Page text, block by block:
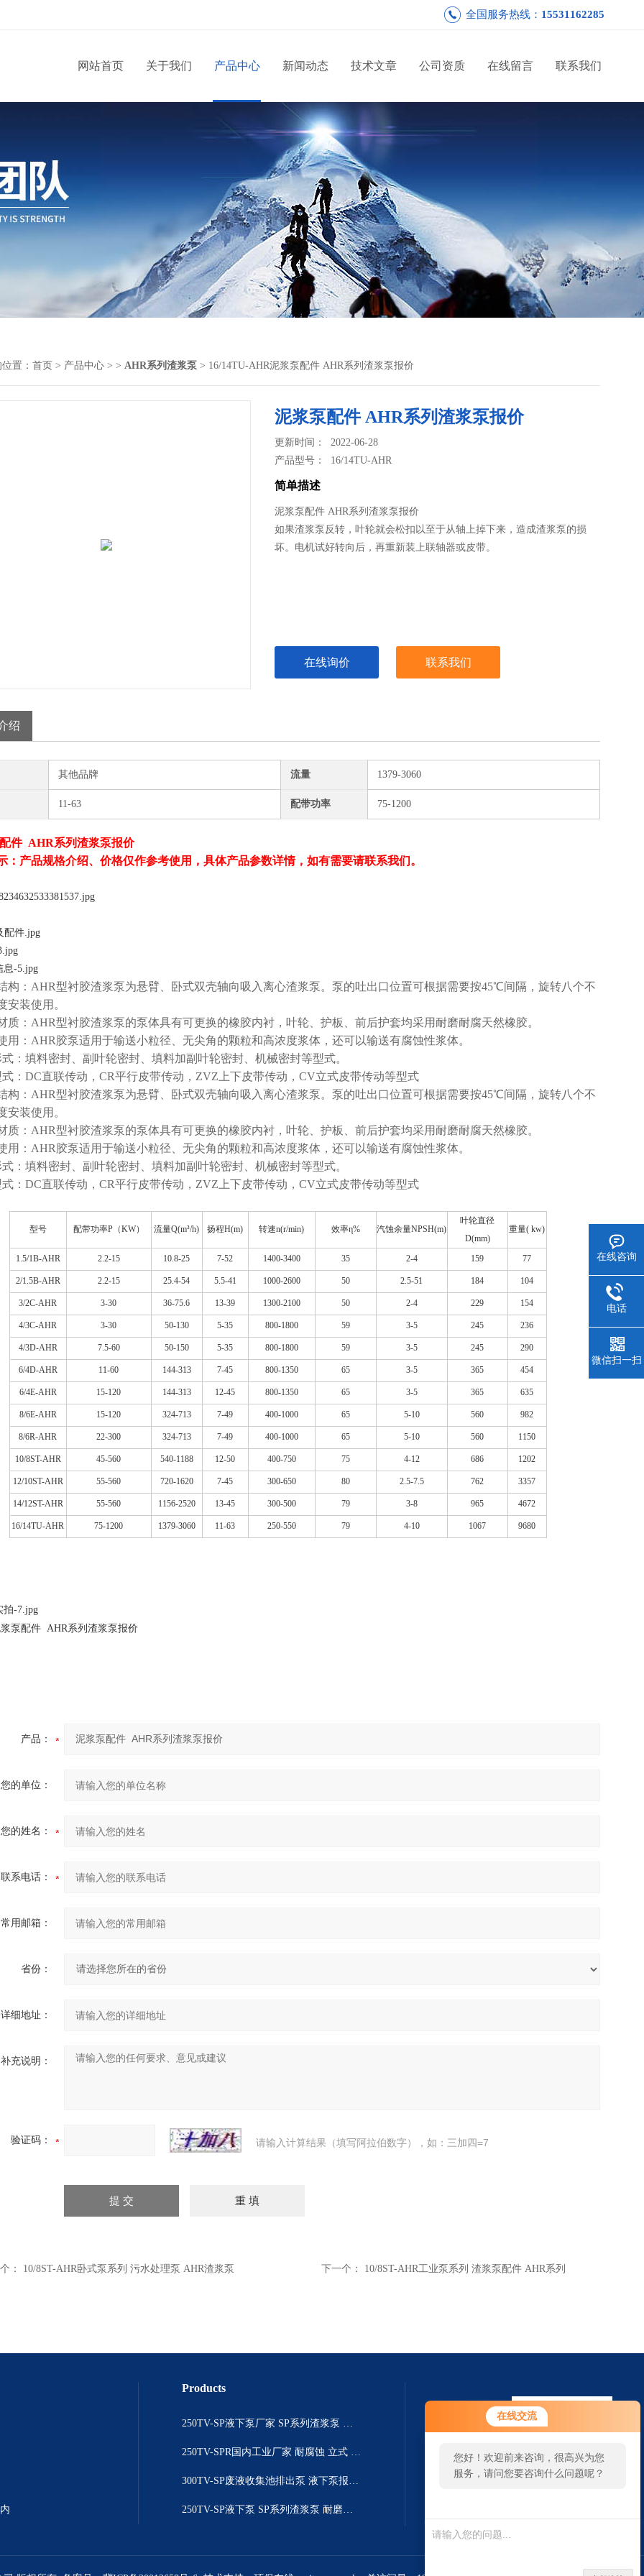
在线交流
您好！欢迎前来咨询，很高兴为您
服务，请问您要咨询什么问题呢？
您好，看您停留很久了，是否找到
了需求产品，您可以直接在线与我
全国服务热线： 15531162285
网站首页 关于我们 产品中心 新闻动态 技术文章 公司资质 在线留言 联系我们
置： 首页 > 产品中心 > > AHR系列渣浆泵 > 16/14TU-AHR泥浆泵配件 AHR系列渣浆泵报价
泥浆泵配件 AHR系列渣浆泵报价
更新时间： 2022-06-28
产品型号： 16/14TU-AHR
简单描述
泥浆泵配件 AHR系列渣浆泵报价
如果渣浆泵反转，叶轮就会松扣以至于从轴上掉下来，造成渣浆泵的损
坏。电机试好转向后，再重新装上联轴器或皮带。
在线询价 联系我们
绍
其他品牌 流量 1379-3060
11-63 配带功率 75-1200
件 AHR系列渣浆泵报价
：产品规格介绍、价格仅作参考使用，具体产品参数详情，如有需要请联系我们。
构：AHR型衬胶渣浆泵为悬臂、卧式双壳轴向吸入离心渣浆泵。泵的吐出口位置可根据需要按45℃间隔，旋转八个不
安装使用。
质：AHR型衬胶渣浆泵的泵体具有可更换的橡胶内衬，叶轮、护板、前后护套均采用耐磨耐腐天然橡胶。
用：AHR胶泵适用于输送小粒径、无尖角的颗粒和高浓度浆体，还可以输送有腐蚀性浆体。
：填料密封、副叶轮密封、填料加副叶轮密封、机械密封等型式。
式：DC直联传动，CR平行皮带传动，ZVZ上下皮带传动，CV立式皮带传动等型式
构：AHR型衬胶渣浆泵为悬臂、卧式双壳轴向吸入离心渣浆泵。泵的吐出口位置可根据需要按45℃间隔，旋转八个不
安装使用。
质：AHR型衬胶渣浆泵的泵体具有可更换的橡胶内衬，叶轮、护板、前后护套均采用耐磨耐腐天然橡胶。
用：AHR胶泵适用于输送小粒径、无尖角的颗粒和高浓度浆体，还可以输送有腐蚀性浆体。
：填料密封、副叶轮密封、填料加副叶轮密封、机械密封等型式。
式：DC直联传动，CR平行皮带传动，ZVZ上下皮带传动，CV立式皮带传动等型式
型号 配带功率P（KW） 流量Q(m³/h) 扬程H(m) 转速n(r/min) 效率η% 汽蚀余量NPSH(m)
叶轮直径
D(mm)
重量( kw)
1.5/1B-AHR 2.2-15 10.8-25 7-52 1400-3400 35 2-4 159 77
2/1.5B-AHR 2.2-15 25.4-54 5.5-41 1000-2600 50 2.5-51 184 104
3/2C-AHR 3-30 36-75.6 13-39 1300-2100 50 2-4 229 154
4/3C-AHR 3-30 50-130 5-35 800-1800 59 3-5 245 236
4/3D-AHR 7.5-60 50-150 5-35 800-1800 59 3-5 245 290
6/4D-AHR 11-60 144-313 7-45 800-1350 65 3-5 365 454
6/4E-AHR 15-120 144-313 12-45 800-1350 65 3-5 365 635
8/6E-AHR 15-120 324-713 7-49 400-1000 65 5-10 560 982
8/6R-AHR 22-300 324-713 7-49 400-1000 65 5-10 560 1150
10/8ST-AHR 45-560 540-1188 12-50 400-750 75 4-12 686 1202
12/10ST-AHR 55-560 720-1620 7-45 300-650 80 2.5-7.5 762 3357
14/12ST-AHR 55-560 1156-2520 13-45 300-500 79 3-8 965 4672
16/14TU-AHR 75-1200 1379-3060 11-63 250-550 79 4-10 1067 9680
泵配件 AHR系列渣浆泵报价
产品：
您的单位：
您的姓名：
联系电话：
常用邮箱：
省份：
详细地址：
补充说明：
验证码： 请输入计算结果（填写阿拉伯数字），如：三加四=7
： 10/8ST-AHR卧式泵系列 污水处理泵 AHR渣浆泵 下一个： 10/8ST-AHR工业泵系列 渣浆泵配件 AHR系列
Products
250TV-SP液下泵厂家 SP系列渣浆泵 耐磨耐腐
250TV-SPR国内工业厂家 耐腐蚀 立式 SPR液下泵系列 液下泵生产
300TV-SP废液收集池排出泵 液下泵报价 SP系列渣浆泵
250TV-SP液下泵 SP系列渣浆泵 耐磨耐腐叶轮
在线咨询
电话
微信扫一扫